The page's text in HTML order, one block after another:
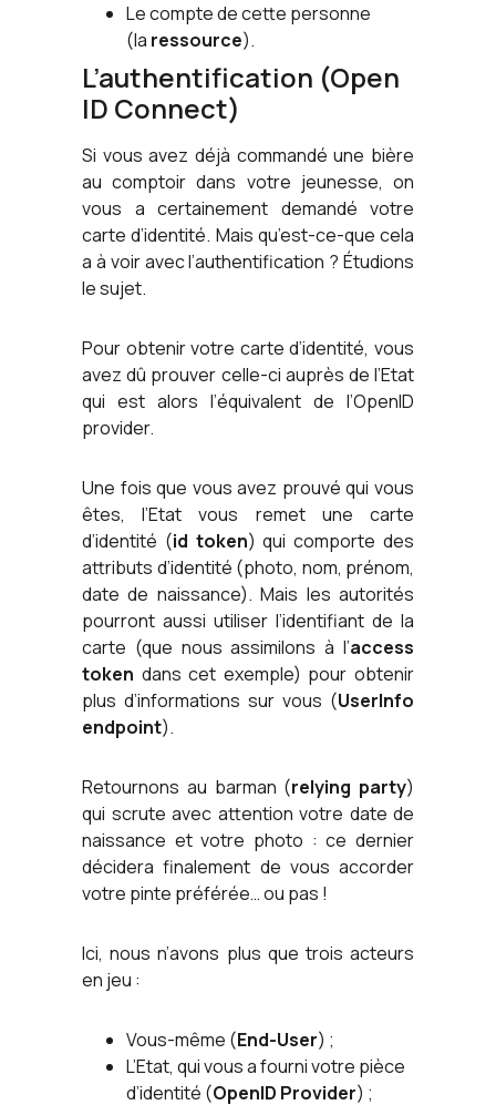
Le compte de cette personne
(la ressource).
L’authentification (Open
ID Connect)
Si vous avez déjà commandé une bière
au comptoir dans votre jeunesse, on
vous a certainement demandé votre
carte d’identité. Mais qu’est-ce-que cela
a à voir avec l’authentification ? Étudions
le sujet.
Pour obtenir votre carte d’identité, vous
avez dû prouver celle-ci auprès de l’Etat
qui est alors l’équivalent de l’OpenID
provider.
Une fois que vous avez prouvé qui vous
êtes, l’Etat vous remet une carte
d’identité (id token) qui comporte des
attributs d’identité (photo, nom, prénom,
date de naissance). Mais les autorités
pourront aussi utiliser l’identifiant de la
carte (que nous assimilons à l’access
token dans cet exemple) pour obtenir
plus d’informations sur vous (UserInfo
endpoint).
Retournons au barman (relying party)
qui scrute avec attention votre date de
naissance et votre photo : ce dernier
décidera finalement de vous accorder
votre pinte préférée… ou pas !
Ici, nous n’avons plus que trois acteurs
en jeu :
Vous-même (End-User) ;
L’Etat, qui vous a fourni votre pièce
d’identité (OpenID Provider) ;